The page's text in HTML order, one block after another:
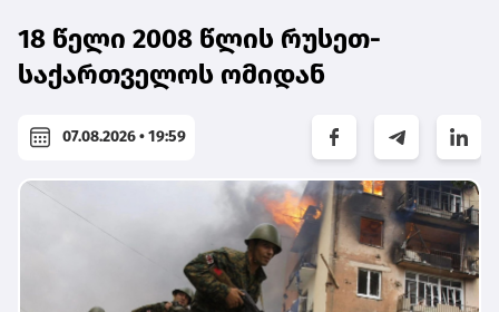
18 წელი 2008 წლის რუსეთ-
საქართველოს ომიდან
07.08.2026 • 19:59